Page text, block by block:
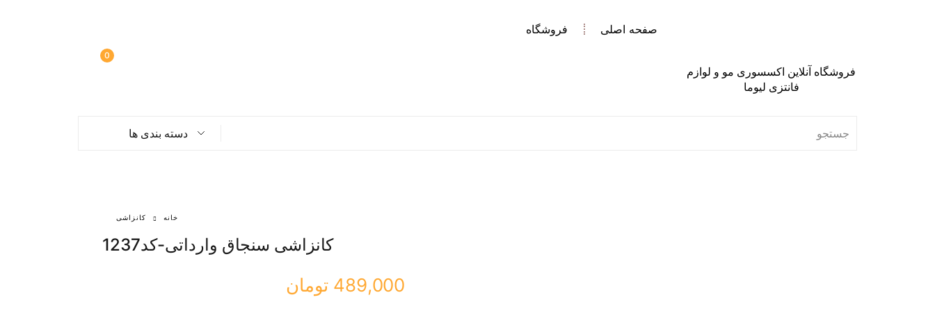
فروشگاه آنلاین اکسسوری مو و لوازم
فانتزی لیوما
صفحه اصلی فروشگاه
0
دسته بندی ها
خانه کانزاشی
کانزاشی سنجاق وارداتی-کد1237
489,000 تومان